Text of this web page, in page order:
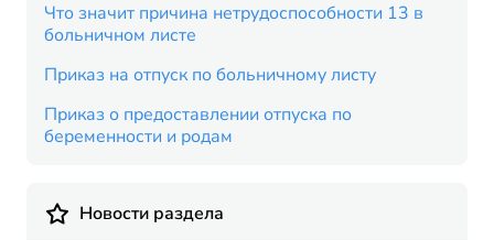
Что значит причина нетрудоспособности 13 в
больничном листе
Приказ на отпуск по больничному листу
Приказ о предоставлении отпуска по
беременности и родам
Новости раздела